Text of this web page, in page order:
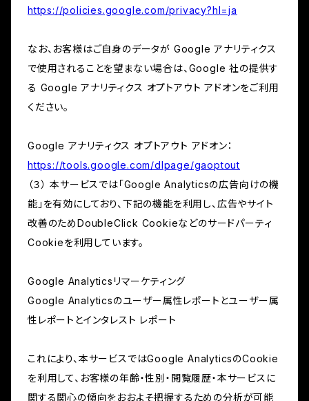
https://policies.google.com/privacy?hl=ja
なお、お客様はご自身のデータが Google アナリティクス
で使用されることを望まない場合は、Google 社の提供す
る Google アナリティクス オプトアウト アドオンをご利用
ください。
Google アナリティクス オプトアウト アドオン：
https://tools.google.com/dlpage/gaoptout
（３） 本サービスでは「Google Analyticsの広告向けの機
能」を有効にしており、下記の機能を利用し、広告やサイト
改善のためDoubleClick Cookieなどのサードパーティ
Cookieを利用しています。
Google Analyticsリマーケティング
Google Analyticsのユーザー属性レポートとユーザー属
性レポートとインタレスト レポート
これにより、本サービスではGoogle AnalyticsのCookie
を利用して、お客様の年齢・性別・閲覧履歴・本サービスに
関する関心の傾向をおおよそ把握するための分析が可能